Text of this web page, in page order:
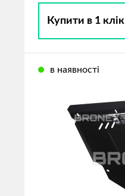
Купити в 1 клік
в наявності